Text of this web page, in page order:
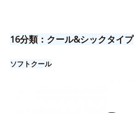
16分類：クール&シックタイプ
ソフトクール